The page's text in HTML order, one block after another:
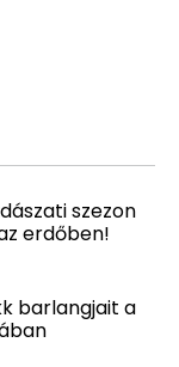
szezon
erdőben!
barlangjait a